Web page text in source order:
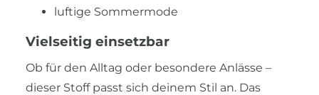
luftige Sommermode
Vielseitig einsetzbar
Ob für den Alltag oder besondere Anlässe –
dieser Stoff passt sich deinem Stil an. Das